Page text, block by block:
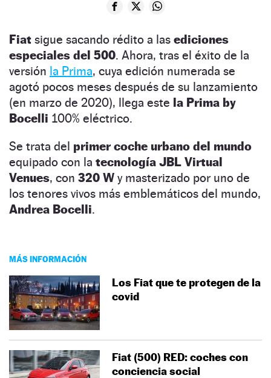
Fiat sigue sacando rédito a las ediciones
especiales del 500. Ahora, tras el éxito de la
versión la Prima, cuya edición numerada se
agotó pocos meses después de su lanzamiento
(en marzo de 2020), llega este la Prima by
Bocelli 100% eléctrico.
Se trata del primer coche urbano del mundo
equipado con la tecnología JBL Virtual
Venues, con 320 W y masterizado por uno de
los tenores vivos más emblemáticos del mundo,
Andrea Bocelli.
MÁS INFORMACIÓN
Los Fiat que te protegen de la
covid
Fiat (500) RED: coches con
conciencia social